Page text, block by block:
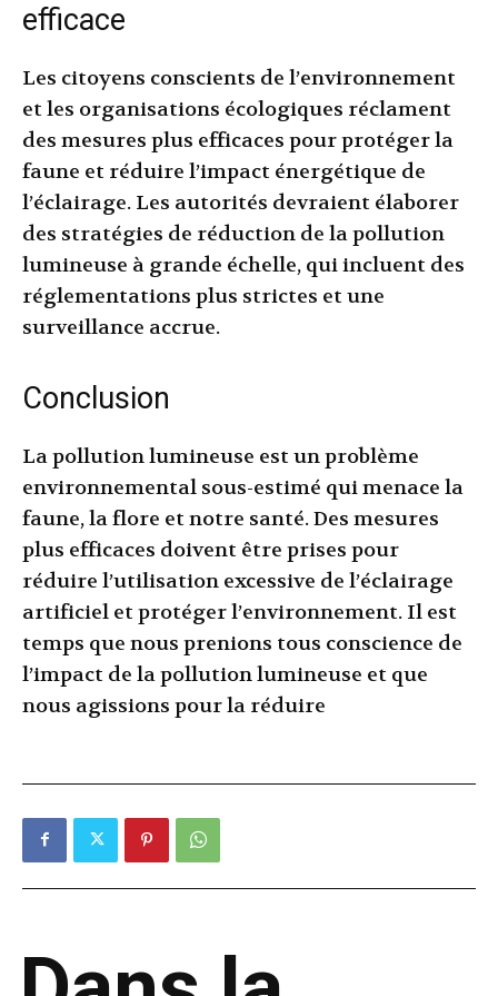
efficace
Les citoyens conscients de l’environnement
et les organisations écologiques réclament
des mesures plus efficaces pour protéger la
faune et réduire l’impact énergétique de
l’éclairage. Les autorités devraient élaborer
des stratégies de réduction de la pollution
lumineuse à grande échelle, qui incluent des
réglementations plus strictes et une
surveillance accrue.
Conclusion
La pollution lumineuse est un problème
environnemental sous-estimé qui menace la
faune, la flore et notre santé. Des mesures
plus efficaces doivent être prises pour
réduire l’utilisation excessive de l’éclairage
artificiel et protéger l’environnement. Il est
temps que nous prenions tous conscience de
l’impact de la pollution lumineuse et que
nous agissions pour la réduire